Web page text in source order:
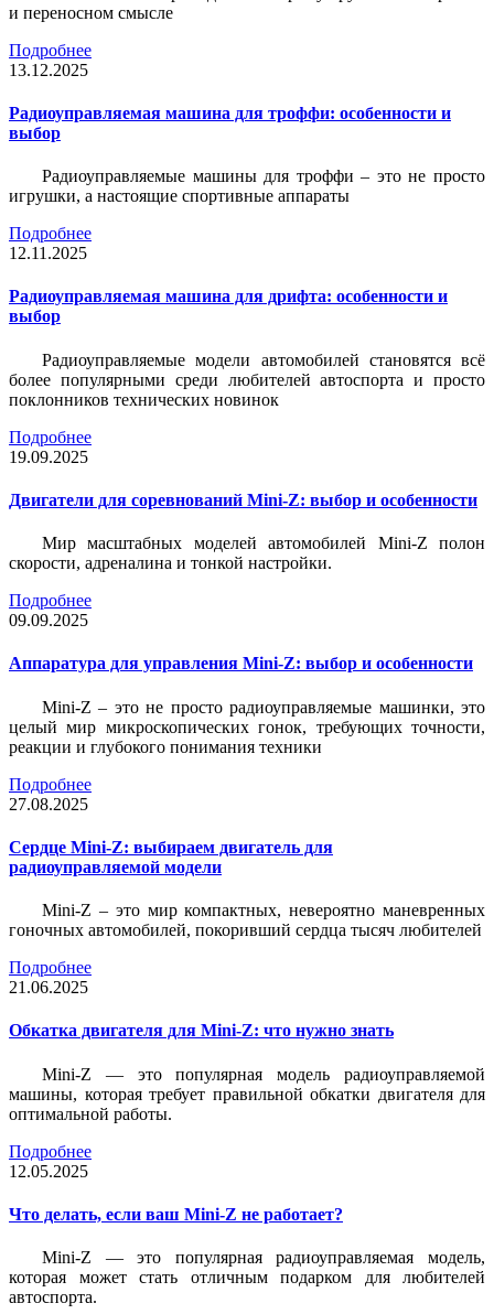
и переносном смысле
Подробнее
13.12.2025
Радиоуправляемая машина для троффи: особенности и
выбор
Радиоуправляемые машины для троффи – это не просто
игрушки, а настоящие спортивные аппараты
Подробнее
12.11.2025
Радиоуправляемая машина для дрифта: особенности и
выбор
Радиоуправляемые модели автомобилей становятся всё
более популярными среди любителей автоспорта и просто
поклонников технических новинок
Подробнее
19.09.2025
Двигатели для соревнований Mini-Z: выбор и особенности
Мир масштабных моделей автомобилей Mini-Z полон
скорости, адреналина и тонкой настройки.
Подробнее
09.09.2025
Аппаратура для управления Mini-Z: выбор и особенности
Mini-Z – это не просто радиоуправляемые машинки, это
целый мир микроскопических гонок, требующих точности,
реакции и глубокого понимания техники
Подробнее
27.08.2025
Сердце Mini-Z: выбираем двигатель для
радиоуправляемой модели
Mini-Z – это мир компактных, невероятно маневренных
гоночных автомобилей, покоривший сердца тысяч любителей
Подробнее
21.06.2025
Обкатка двигателя для Mini-Z: что нужно знать
Mini-Z — это популярная модель радиоуправляемой
машины, которая требует правильной обкатки двигателя для
оптимальной работы.
Подробнее
12.05.2025
Что делать, если ваш Mini-Z не работает?
Mini-Z — это популярная радиоуправляемая модель,
которая может стать отличным подарком для любителей
автоспорта.